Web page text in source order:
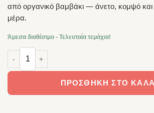
από οργανικό βαμβάκι — άνετο, κομψό και
μέρα.
Άμεσα διαθέσιμο - Τελευταία τεμάχια!
Hindbag Τσαντάκι Μέσης Olivia Quilted
ΠΡΟΣΘΉΚΗ ΣΤΟ